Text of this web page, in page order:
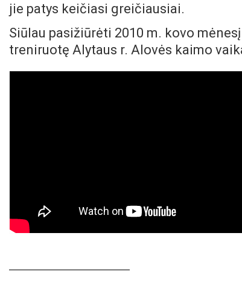
jie patys keičiasi greičiausiai.
Siūlau pasižiūrėti 2010 m. kovo
treniruotę Alytaus r. Alovės kaimo